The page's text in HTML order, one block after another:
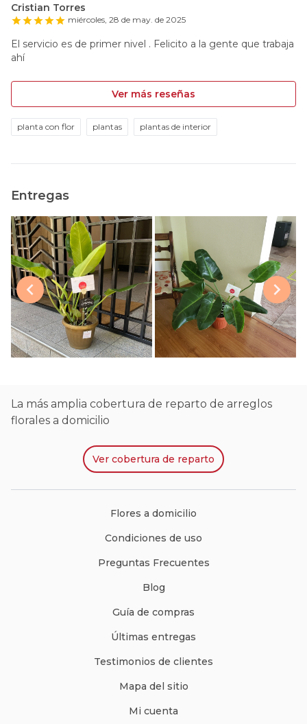
Cristian Torres
miércoles, 28 de may. de 2025
El servicio es de primer nivel . Felicito a la gente que trabaja
ahí
Ver más reseñas
planta con flor plantas plantas de interior
Entregas
La más amplia cobertura de reparto de arreglos
florales a domicilio
Ver cobertura de reparto
Flores a domicilio
Condiciones de uso
Preguntas Frecuentes
Blog
Guía de compras
Últimas entregas
Testimonios de clientes
Mapa del sitio
Mi cuenta